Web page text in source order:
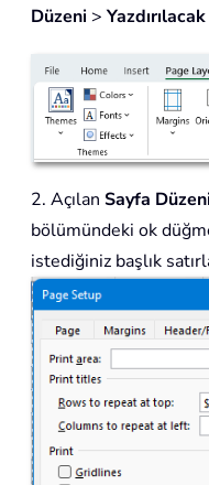
Düzeni >
2. Açılan Sayfa Düzeni
bölümündeki ok
istediğiniz başlık